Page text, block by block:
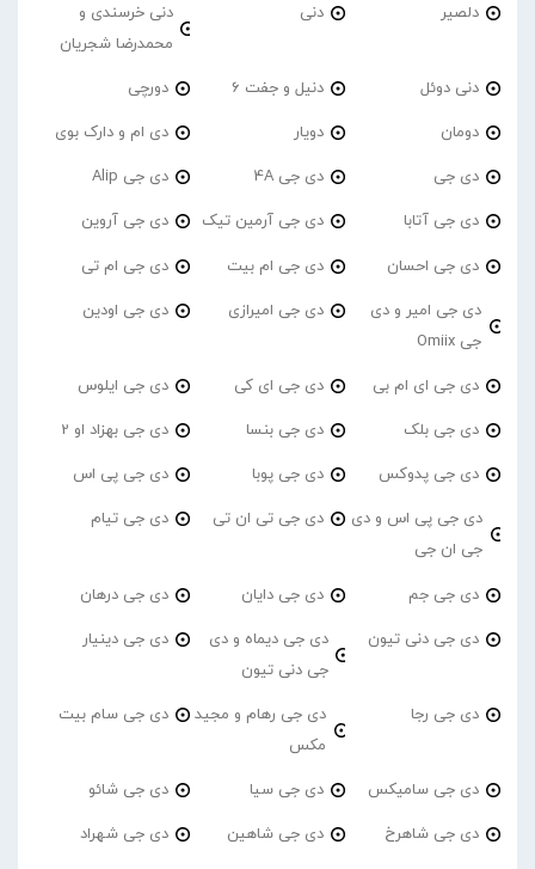
دلصیر دنی
دنی خرسندی و
محمدرضا شجریان
دنی دوئل دنیل و جفت 6 دورچی
دومان دویار دی ام و دارک بوی
دی جی دی جی 4A دی جی Alip
دی جی آتابا دی جی آرمین تیک دی جی آروین
دی جی احسان دی جی ام بیت دی جی ام تی
دی جی امیر و دی
جی Omiix
دی جی امیرازی دی جی اودین
دی جی ای ام بی دی جی ای کی دی جی ایلوس
دی جی بلک دی جی بنسا دی جی بهزاد او 2
دی جی پدوکس دی جی پوبا دی جی پی اس
دی جی پی اس و دی
جی ان جی
دی جی تی ان تی دی جی تیام
دی جی جم دی جی دایان دی جی درهان
دی جی دنی تیون
دی جی دیماه و دی
جی دنی تیون
دی جی دینیار
دی جی رجا
دی جی رهام و مجید
مکس
دی جی سام بیت
دی جی سامیکس دی جی سیا دی جی شائو
دی جی شاهرخ دی جی شاهین دی جی شهراد